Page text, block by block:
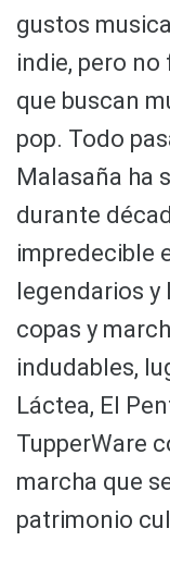
gustos
indie, pero
que buscan
pop. Todo
Malasaña ha
durante
impredecible
legendarios
copas y
indudables,
Láctea, El
TupperWare
marcha que
patrimonio